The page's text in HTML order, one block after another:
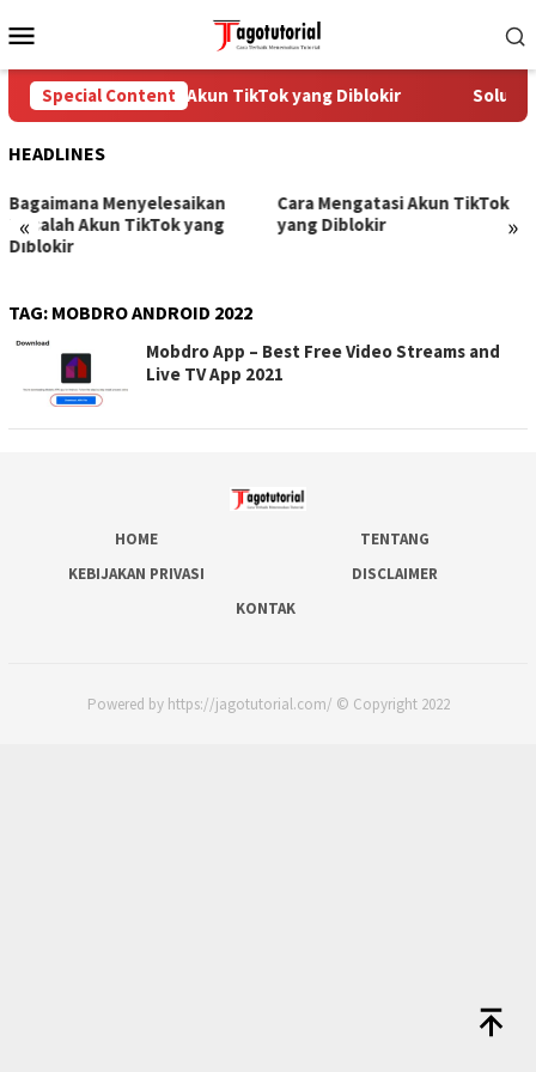
to
Menu
Special Content
Cara Mengatasi Akun TikTok yang Diblokir Solusi
HEADLINES
« »
Bagaimana Menyelesaikan
Masalah Akun TikTok yang
Diblokir
Cara Mengatasi Akun TikTok
yang Diblokir
TAG: MOBDRO ANDROID 2022
Mobdro App – Best Free Video Streams and
Live TV App 2021
HOME
TENTANG
KEBIJAKAN PRIVASI
DISCLAIMER
KONTAK
Powered by https://jagotutorial.com/ © Copyright 2022